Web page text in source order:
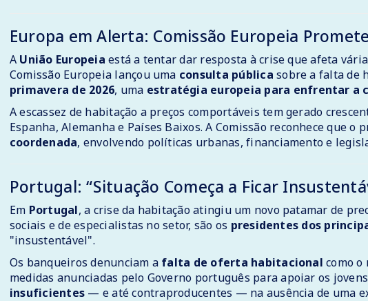
Europa em Alerta: Comissão Europeia
A União Europeia está a tentar dar resposta à crise que afeta
Comissão Europeia lançou uma consulta pública sobre a falta de
primavera de 2026, uma estratégia europeia para enfrentar a
A escassez de habitação a preços comportáveis tem gerado
Espanha, Alemanha e Países Baixos. A Comissão reconhece que o
coordenada, envolvendo políticas urbanas, financiamento e
Portugal: “Situação Começa a Ficar
Em Portugal, a crise da habitação atingiu um novo patamar de
sociais e de especialistas no setor, são os presidentes dos
"insustentável".
Os banqueiros denunciam a falta de oferta habitacional como o
medidas anunciadas pelo Governo português para apoiar os
insuficientes — e até contraproducentes — na ausência de uma